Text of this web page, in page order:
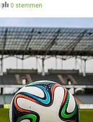
0 stemmen